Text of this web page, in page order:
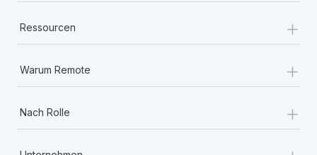
Ressourcen +
Warum Remote +
Nach Rolle +